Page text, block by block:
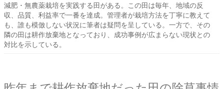
減肥・無農薬栽培を実践する田がある。この田は毎年、地域の反
収、品質、利益率で一番を達成。管理者が栽培方法を丁寧に教えて
も、誰も模倣しない状況に筆者は疑問を呈している。一方で、その
隣の田は耕作放棄地となっており、成功事例が広まらない現状との
対比を示している。